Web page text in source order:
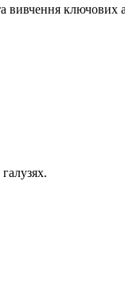
ключових